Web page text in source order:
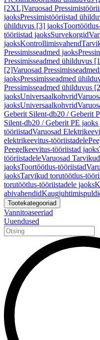
[2XL]Varuosad
jaoksPressimistööriistad
ühilduvus [3] jaoks
tööriistad jaoksSurvekorgid
jaoksKontrollimisvahend
Pressimisseadmed jaoks
Pressimisseadmed ühilduvus
[2]Varuosad
jaoksPressimisseadmed
Pressimisseadmed ühilduvus
jaoksUniversaalkohvrid
jaoksUniversaalkohvrid
Geberit Silent-db20 / Geberit
Silent-db20 / Geberit PE jaoks
tööriistadVaruosad
elektrikeevitus-tööriistadele
Peegelkeevitus-tööriistad jaoks
tööriistadeleVaruosad
jaoksToortöötlus-tööriistad
jaoksTarvikud torutöötlus-
torutöötlus-tööriistadele jaoks
abivahendid
Tootekategooriad
Vannitoaseeriad
Uuendused